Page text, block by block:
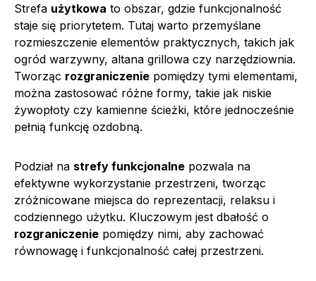
Strefa użytkowa to obszar, gdzie funkcjonalność
staje się priorytetem. Tutaj warto przemyślane
rozmieszczenie elementów praktycznych, takich jak
ogród warzywny, altana grillowa czy narzędziownia.
Tworząc rozgraniczenie pomiędzy tymi elementami,
można zastosować różne formy, takie jak niskie
żywopłoty czy kamienne ścieżki, które jednocześnie
pełnią funkcję ozdobną.
Podział na strefy funkcjonalne pozwala na
efektywne wykorzystanie przestrzeni, tworząc
zróżnicowane miejsca do reprezentacji, relaksu i
codziennego użytku. Kluczowym jest dbałość o
rozgraniczenie pomiędzy nimi, aby zachować
równowagę i funkcjonalność całej przestrzeni.